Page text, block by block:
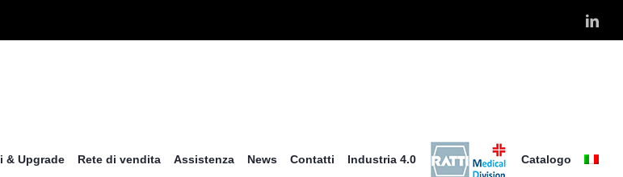
& Upgrade Rete di vendita Assistenza News Contatti Industria 4.0 Catalogo